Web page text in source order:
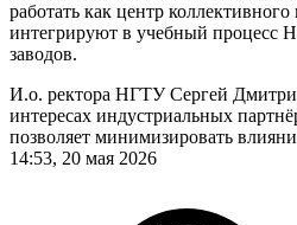
работать как центр
интегрируют в учебный процесс
заводов.
И.о. ректора НГТУ Сергей
интересах индустриальных
позволяет минимизировать
14:53, 20 мая 2026